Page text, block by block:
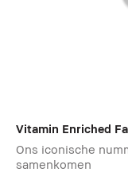
Vitamin Enriched
Ons iconische
samenkomen